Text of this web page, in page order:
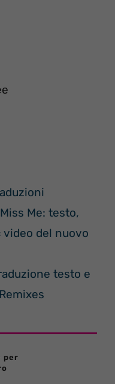
Me: testo,
del nuovo
testo e
per